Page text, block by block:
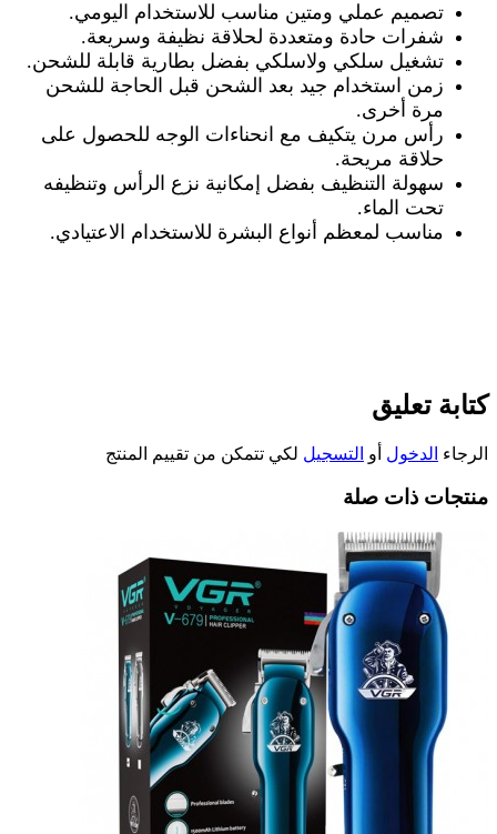
تصميم عملي ومتين مناسب للاستخدام اليومي.
شفرات حادة ومتعددة لحلاقة نظيفة وسريعة.
تشغيل سلكي ولاسلكي بفضل بطارية قابلة للشحن.
زمن استخدام جيد بعد الشحن قبل الحاجة للشحن
مرة أخرى.
رأس مرن يتكيف مع انحناءات الوجه للحصول على
حلاقة مريحة.
سهولة التنظيف بفضل إمكانية نزع الرأس وتنظيفه
تحت الماء.
مناسب لمعظم أنواع البشرة للاستخدام الاعتيادي.
كتابة تعليق
الرجاء الدخول أو التسجيل لكي تتمكن من تقييم المنتج
منتجات ذات صلة